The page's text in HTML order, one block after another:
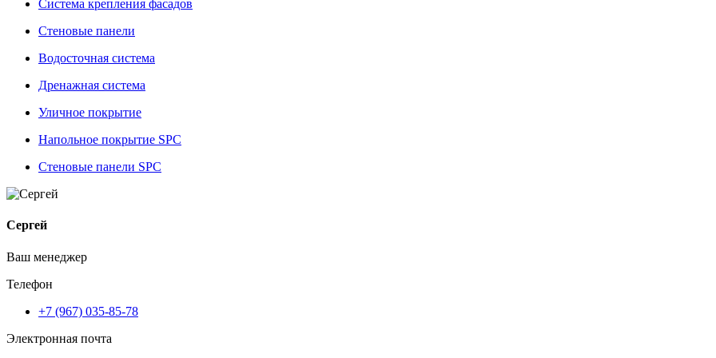
Система крепления фасадов
Стеновые панели
Водосточная система
Дренажная система
Уличное покрытие
Напольное покрытие SPC
Стеновые панели SPC
Сергей
Ваш менеджер
Телефон
+7 (967) 035-85-78
Электронная почта